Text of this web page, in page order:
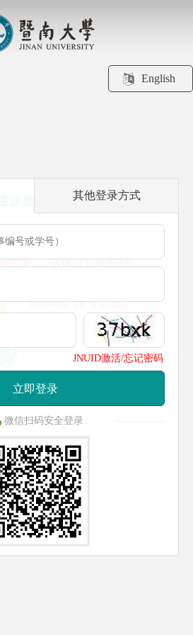
English
其他登录方式
JNUID激活/忘记密码
立即登录
微信扫码安全登录